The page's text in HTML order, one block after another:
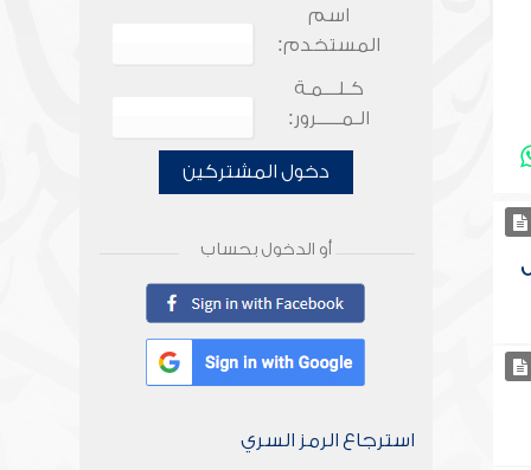
اسم
المستخدم:
كـلـــمـة
الـمـــــرور:
دخول المشتركين
أو الدخول بحساب
استرجاع الرمز السري